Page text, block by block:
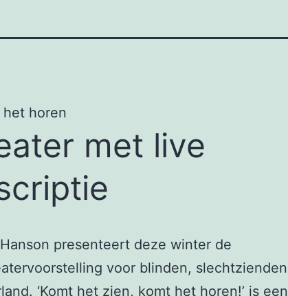
horen
met live
presenteert deze winter de
voor blinden, slechtzienden
‘Komt het zien, komt het horen!’ is een